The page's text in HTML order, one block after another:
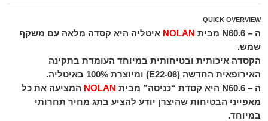
QUICK OVERVIEW
ה – N60.6 מבית NOLAN איטליה היא קסדה מלאה עם משקף
שמש.
הקסדה איכותית ובטיחותית במיוחד העומדת בתקינה
האירופאית החדשה (E22-06) ומיוצרת 100% באיטליה.
ה – N60.6 היא קסדת “כניסה” מבית NOLAN המציעה את כל
מאפייני הבטיחות שהיצרן יודע להציע בתג מחיר תחרותי
במיוחד.